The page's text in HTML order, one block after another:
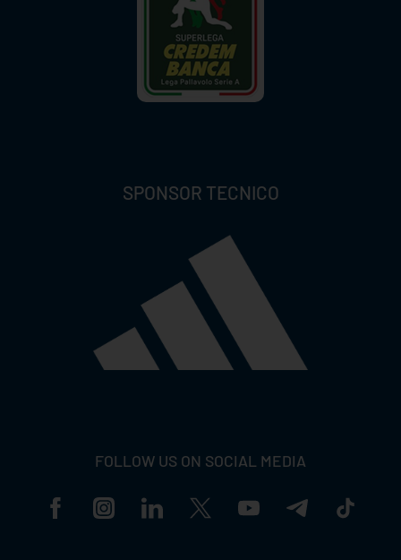
SPONSOR TECNICO
FOLLOW US ON SOCIAL MEDIA